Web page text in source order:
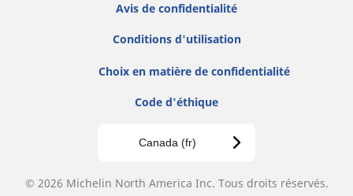
Avis de confidentialité
Conditions d'utilisation
Choix en matière de confidentialité
Code d'éthique
Canada (fr)
© 2026 Michelin North America Inc. Tous droits réservés.